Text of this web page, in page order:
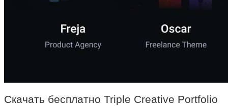
Скачать бесплатно Triple Creative Portfolio